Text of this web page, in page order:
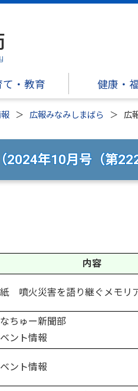
て・教育 健康・
広報みなみしまばら 広
年10月号（第222
内容
噴火災害を語り継ぐメモリ
ちゅー新聞部
ント情報
ント情報